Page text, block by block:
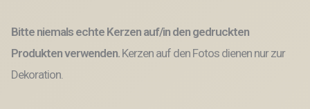
Bitte niemals echte Kerzen auf/in den gedruckten
Produkten verwenden. Kerzen auf den Fotos dienen nur zur
Dekoration.